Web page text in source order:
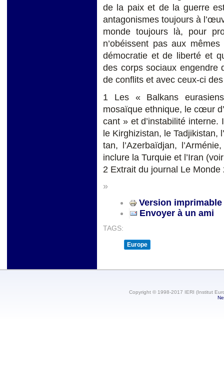
de la paix et de la guerre
antagonismes toujours à
monde toujours là, pour
n’obéissent pas aux
démocratie et de liberté et
des corps sociaux engendre
de conflits et avec ceux-ci
1 Les « Balkans
mosaïque ethnique, le cœur
cant » et d’instabilité
le Kirghizistan, le Tadjikistan,
tan, l’Azerbaïdjan,
inclure la Turquie et l’Iran
2 Extrait du journal Le Monde
»
Version imprimable
Envoyer à un ami
TAGS:
Europe
Copyright © 1998-2017 IERI (Institut